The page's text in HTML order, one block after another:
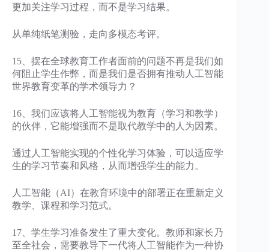
更加关注学习过程，而不是学习结果。
从单纯纸笔测验，走向多模态考评。
15、摆在全球教育工作者面前的问题不再是我们如
何阻止学生作弊，而是我们是否拥有推动人工智能
世界教育变革的学术领导力？
16、我们应该将人工智能视为教育（学习和教学）
的伙伴，它能增强而不是取代教学中的人为因素。
通过人工智能实现的个性化学习体验，可以适应学
生的学习节奏和风格，从而增强学生的能力。
人工智能（AI）在教育环境中的部署正在重新定义
教学、课程和学习范式。
17、学生学习准备发生了重大变化。教师和家长乃
至全社会，需要教导下一代将人工智能作为一种协